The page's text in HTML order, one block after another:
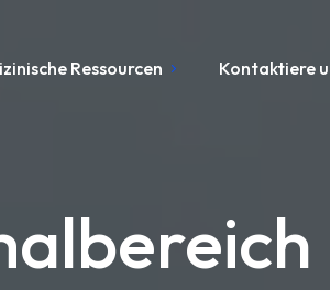
Ressourcen Kontaktiere